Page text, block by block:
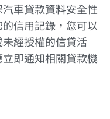
車貸款資料安全性
信用記錄，您可以
經授權的信貸活
即通知相關貸款機